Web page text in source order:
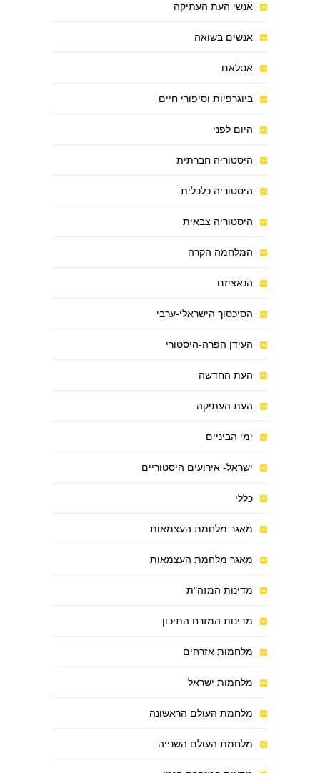
אנשי העת העתיקה
אנשים בשואה
אסלאם
ביוגרפיות וסיפורי חיים
היום לפני
היסטוריה חברתית
היסטוריה כלכלית
היסטוריה צבאית
המלחמה הקרה
הנאציזם
הסיכסוך הישראלי-ערבי
העידן הפרה-היסטורי
העת החדשה
העת העתיקה
ימי הביניים
ישראל- אירועים היסטוריים
כללי
מאגר מלחמת העצמאות
מאגר מלחמת העצמאות
מדינות המזה"ת
מדינות המזרח התיכון
מלחמות אזרחים
מלחמות ישראל
מלחמת העולם הראשונה
מלחמת העולם השנייה